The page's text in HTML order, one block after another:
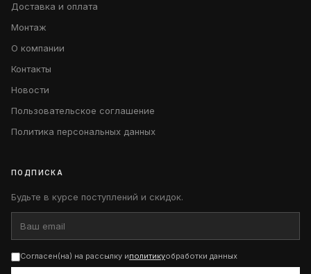
Доставка и оплата
Монтаж
О компании
Контакты
Новости
Пользовательское соглашение
Политика персональных данных
ПОДПИСКА
Будьте в курсе поступлений и скидок.
Согласен(на) на рассылку иполитикуобработки данных